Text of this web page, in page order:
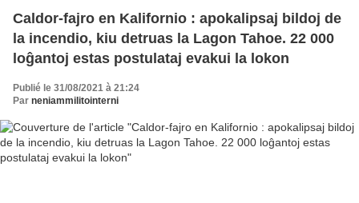
Caldor-fajro en Kalifornio : apokalipsaj bildoj de
la incendio, kiu detruas la Lagon Tahoe. 22 000
loĝantoj estas postulataj evakui la lokon
Publié le 31/08/2021 à 21:24
Par neniammilitointerni